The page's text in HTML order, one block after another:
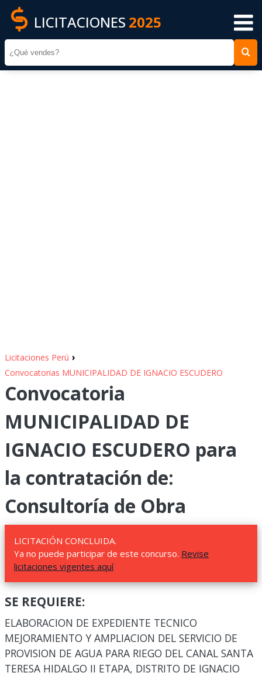
LICITACIONES 2025
Licitaciones Perú ›
Convocatorias MUNICIPALIDAD DE IGNACIO ESCUDERO
Convocatoria
MUNICIPALIDAD DE
IGNACIO ESCUDERO para
la contratación de:
Consultoría de Obra
LICITACIÓN CONCLUIDA.
Ya no puede participar de este concurso. Revise
licitaciones vigentes aquí
SE REQUIERE:
ELABORACION DE EXPEDIENTE TECNICO
MEJORAMIENTO Y AMPLIACION DEL SERVICIO DE
PROVISION DE AGUA PARA RIEGO DEL CANAL SANTA
TERESA HIDALGO II ETAPA, DISTRITO DE IGNACIO